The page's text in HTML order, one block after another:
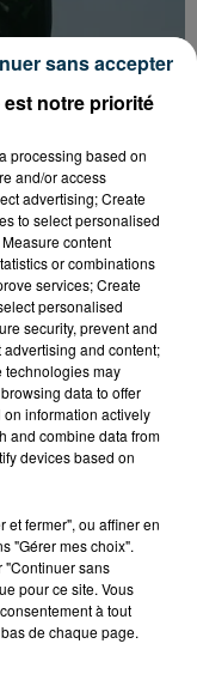
UNE
VERTS ?
ROUGE CE
notre priorité
processing based on
and/or access
advertising; Create
to select personalised
content
or combinations
services; Create
personalised
security, prevent and
and content;
technologies may
data to offer
information actively
and combine data from
devices based on
et fermer", ou affiner en
"Gérer mes choix".
"Continuer sans
pour ce site. Vous
à tout
de chaque page.
sans accepter